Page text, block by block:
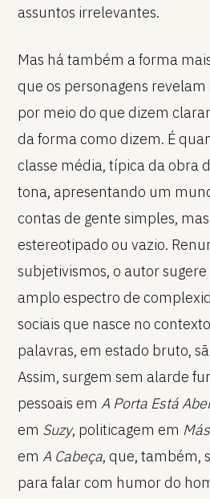
assuntos irrelevantes.
Mas há também a forma
que os personagens
por meio do que dizem
da forma como dizem. É
classe média, típica da obra
tona, apresentando um
contas de gente simples,
estereotipado ou vazio.
subjetivismos, o autor
amplo espectro de
sociais que nasce no
palavras, em estado bruto,
Assim, surgem sem alarde
pessoais em A Porta Está
em Suzy, politicagem em
em A Cabeça, que, também,
para falar com humor do